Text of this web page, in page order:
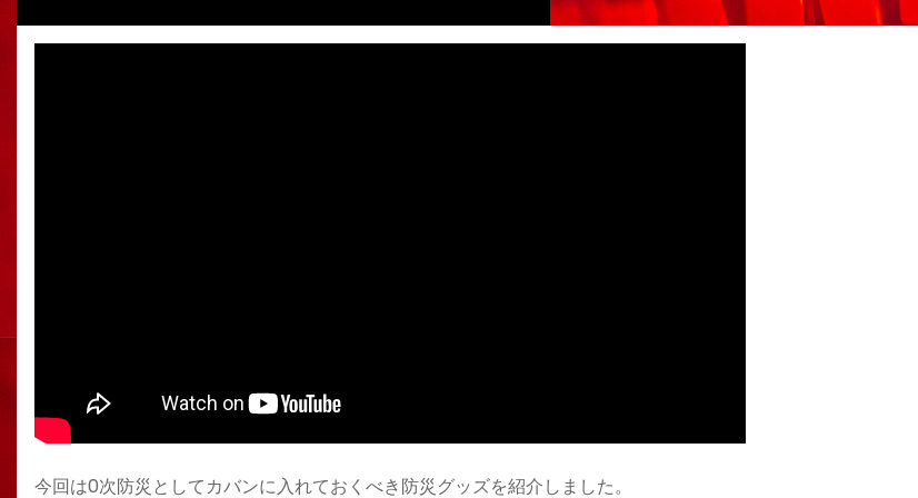
今回は0次防災としてカバンに入れておくべき防災グッズを紹介しました。